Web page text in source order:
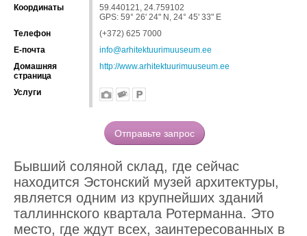
Координаты
59.440121, 24.759102
GPS: 59° 26' 24" N, 24° 45' 33" E
Tелефон
(+372) 625 7000
Е-почта
info@arhitektuurimuuseum.ee
Домашняя
страница
http://www.arhitektuurimuuseum.ee
Услуги
Бывший соляной склад, где сейчас
находится Эстонский музей архитектуры,
является одним из крупнейших зданий
таллиннского квартала Ротерманна. Это
место, где ждут всех, заинтересованных в